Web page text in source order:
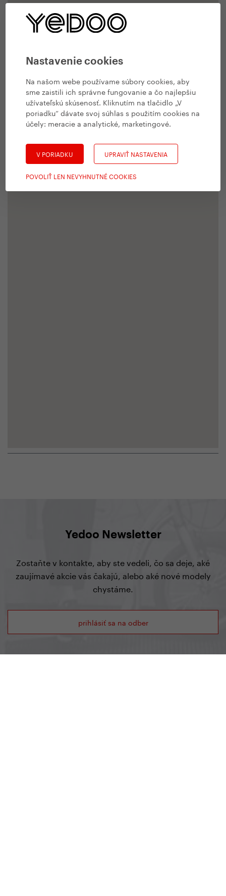
Nastavenie cookies
Na našom webe používame súbory cookies, aby
sme zaistili ich správne fungovanie a čo najlepšiu
užívateľskú skúsenosť. Kliknutím na tlačidlo „V
poriadku“ dávate svoj súhlas s použitím cookies na
účely: meracie a analytické, marketingové.
V PORIADKU UPRAVIŤ NASTAVENIA
POVOLIŤ LEN NEVYHNUTNÉ COOKIES
Yedoo Newsletter
Zostaňte v kontakte, aby ste vedeli, čo sa deje, aké
zaujímavé akcie vás čakajú, alebo aké nové modely
chystáme.
prihlásiť sa na odber